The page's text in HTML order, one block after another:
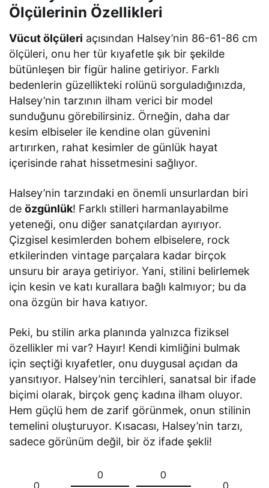
Ölçülerinin Özellikleri
Vücut ölçüleri açısından Halsey’nin 86-61-86 cm
ölçüleri, onu her tür kıyafetle şık bir şekilde
bütünleşen bir figür haline getiriyor. Farklı
bedenlerin güzellikteki rolünü sorguladığınızda,
Halsey’nin tarzının ilham verici bir model
sunduğunu görebilirsiniz. Örneğin, daha dar
kesim elbiseler ile kendine olan güvenini
artırırken, rahat kesimler de günlük hayat
içerisinde rahat hissetmesini sağlıyor.
Halsey’nin tarzındaki en önemli unsurlardan biri
deözgünlük! Farklı stilleri harmanlayabilme
yeteneği, onu diğer sanatçılardan ayırıyor.
Çizgisel kesimlerden bohem elbiselere, rock
etkilerinden vintage parçalara kadar birçok
unsuru bir araya getiriyor. Yani, stilini belirlemek
için kesin ve katı kurallara bağlı kalmıyor; bu da
ona özgün bir hava katıyor.
Peki, bu stilin arka planında yalnızca fiziksel
özellikler mi var? Hayır! Kendi kimliğini bulmak
için seçtiği kıyafetler, onu duygusal açıdan da
yansıtıyor. Halsey’nin tercihleri, sanatsal bir ifade
biçimi olarak, birçok genç kadına ilham oluyor.
Hem güçlü hem de zarif görünmek, onun stilinin
temelini oluşturuyor. Kısacası, Halsey’nin tarzı,
sadece görünüm değil, bir öz ifade şekli!
0
0
0
0